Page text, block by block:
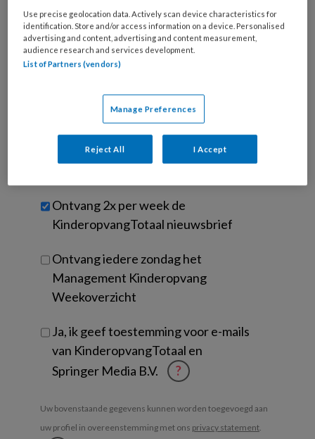
e-
mailadres?
* *
Kies
je
wachtwoord*
welke
je?
Untitled
Ontvang 2x per week de
KinderopvangTotaal nieuwsbrief
Ontvang iedere zondag het
Management Kinderopvang
Weekoverzicht
Ja, ik geef toestemming voor e-mails
van KinderopvangTotaal en
Springer Media B.V.
?
Uw bovenstaande gegevens kunnen worden toegevoegd aan
uw profiel in overeenstemming met ons privacy statement.
Use precise geolocation data. Actively scan device characteristics for
identification. Store and/or access information on a device. Personalised
advertising and content, advertising and content measurement,
audience research and services development.
List of Partners (vendors)
Manage Preferences
Reject All I Accept